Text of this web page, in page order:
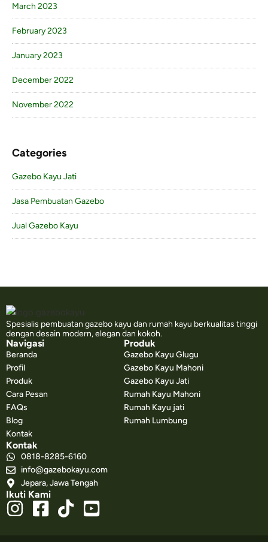
March 2023
February 2023
January 2023
December 2022
November 2022
Categories
Gazebo Kayu Jati
Jasa Pembuatan Gazebo
Jual Gazebo Kayu
Spesialis pembuatan gazebo kayu dan rumah kayu berkualitas tinggi
dengan desain modern, elegan dan kokoh.
Navigasi
Beranda
Profil
Produk
Cara Pesan
FAQs
Blog
Kontak
Produk
Gazebo Kayu Glugu
Gazebo Kayu Mahoni
Gazebo Kayu Jati
Rumah Kayu Mahoni
Rumah Kayu jati
Rumah Lumbung
Kontak
0818-8285-6160
info@gazebokayu.com
Jepara, Jawa Tengah
Ikuti Kami